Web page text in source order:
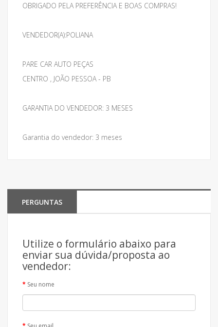
OBRIGADO PELA PREFERÊNCIA E BOAS COMPRAS!
VENDEDOR(A):POLIANA
PARE CAR AUTO PEÇAS
CENTRO , JOÃO PESSOA - PB
GARANTIA DO VENDEDOR: 3 MESES
Garantia do vendedor: 3 meses
PERGUNTAS
Utilize o formulário abaixo para
enviar sua dúvida/proposta ao
vendedor:
Seu nome